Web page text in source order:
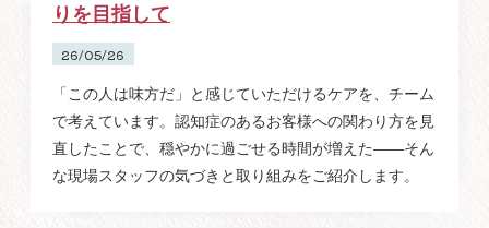
りを目指して
26/05/26
「この人は味方だ」と感じていただけるケアを、チーム
で考えています。認知症のあるお客様への関わり方を見
直したことで、穏やかに過ごせる時間が増えた——そん
な現場スタッフの気づきと取り組みをご紹介します。